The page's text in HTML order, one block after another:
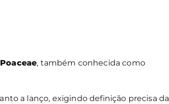
, também conhecida como
a lanço, exigindo definição precisa da